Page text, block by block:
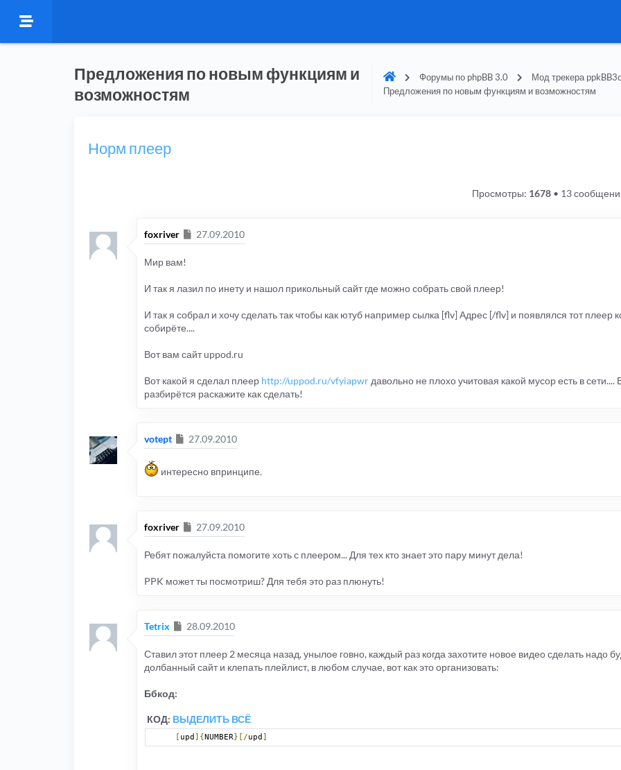
Предложения по новым функциям и
возможностям
Форумы по phpBB 3.0
Мод трекера
Предложения по новым функциям и возможностям
Норм плеер
13
Просмотры: 1678•
foxriver Сообщение
27.09.2010
Мир вам!
И так я лазил по инету и нашол прикольный сайт где можно собрать свой плеер!
И так я собрал и хочу сделать так чтобы как ютуб например сылка [flv] Адрес [/flv] и появлялся тот плеер
собирёте....
Вот вам сайт uppod.ru
Вот какой я сделал плеер http://uppod.ru/vfyiapwr давольно не плохо учитовая какой мусор есть в сети....
разбирётся раскажите как сделать!
votept Сообщение
27.09.2010
интересно впринципе.
foxriver Сообщение
27.09.2010
Ребят пожалуйста помогите хоть с плеером... Для тех кто знает это пару минут дела!
PPK может ты посмотриш? Для тебя это раз плюнуть!
Tetrix Сообщение
28.09.2010
Ставил этот плеер 2 месяца назад, унылое говно, каждый раз когда захотите новое видео сделать надо
долбанный сайт и клепать плейлист, в любом случае, вот как это организовать:
Ббкод:
КОД: ВЫДЕЛИТЬ ВСЁ
upd ]{ NUMBER}[/upd